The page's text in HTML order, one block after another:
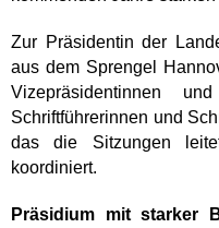
Zur Präsidentin der
aus dem Sprengel
Vizepräsidentinnen
Schriftführerinnen und
das die Sitzungen
koordiniert.
Präsidium mit starker